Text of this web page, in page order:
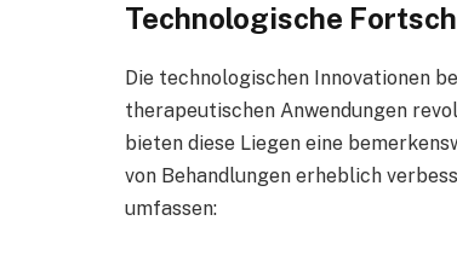
Technologische
Die technologischen Innovationen
therapeutischen Anwendungen
bieten diese Liegen eine
von Behandlungen erheblich
umfassen: